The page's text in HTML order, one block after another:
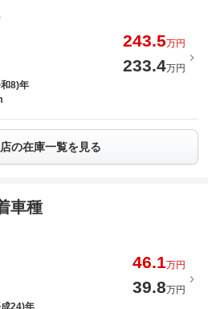
243.5万円
233.4万円
8)年
の在庫一覧を見る
車種
46.1万円
39.8万円
24)年